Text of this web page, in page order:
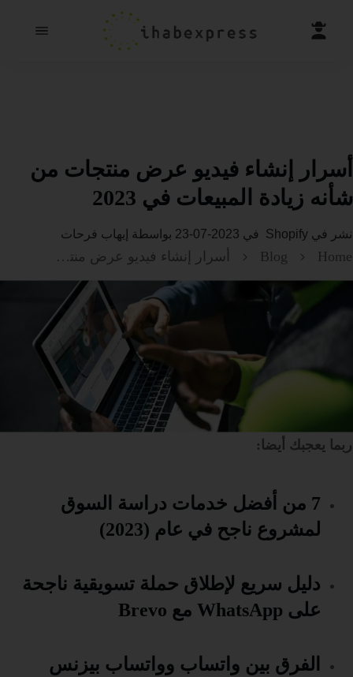
أسرار إنشاء فيديو عرض منتجات من
شأنه زيادة المبيعات في 2023
نشر في Shopify في 2023-07-23 بواسطة إيهاب فرحات
Home
Blog أسرار إنشاء فيديو عرض منتجات من شأنه زيادة المبيعات في 2023
ربما يعجبك أيضا:
7 من أفضل خدمات دراسة السوق
لمشروع ناجح في عام (2023)
دليل سريع لإطلاق حملة تسويقية ناجحة
على WhatsApp مع Brevo
الفرق بين واتساب وواتساب بيزنس